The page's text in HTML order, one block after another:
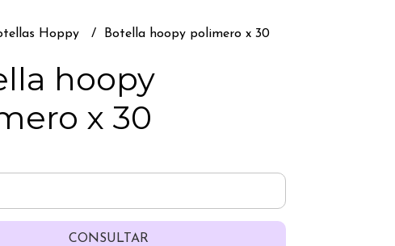
Hoppy Botella hoopy polimero x 30
hoopy
x 30
CONSULTAR